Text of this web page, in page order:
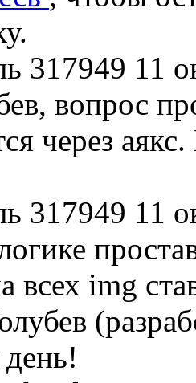
317949 11
вопрос
через
317949 11
всех img